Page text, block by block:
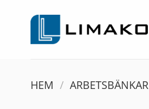
HEM / ARBETSBÄNKAR